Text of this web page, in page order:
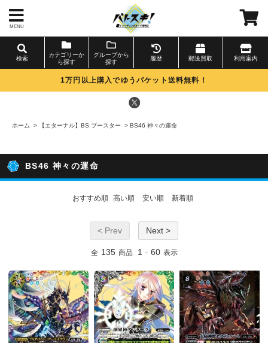
MENU
検索
カテゴリーか
ら探す
グループから
探す
履歴 郵送買取 利用案内
1万円以上購入でゆうパケット送料無料！
ホーム > 【エターナル】BS ブースター > BS46 神々の運命
BS46 神々の運命
おすすめ順 高い順 安い順 新着順
< Prev Next >
全 135 商品 1 - 60 表示